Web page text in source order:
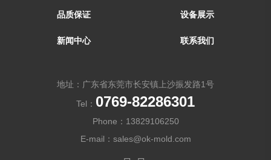
品质保证 设备展示
新闻中心 联系我们
地址：广东省东莞市长安镇上沙振发路1号
Tel： 0769-82286301
Phone： 13829106250
E-mail： sales@ok-mold.com